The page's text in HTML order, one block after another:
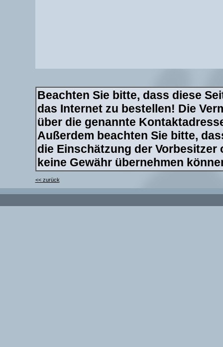
Beachten Sie bitte, dass diese
das Internet zu bestellen! Die
über die genannte
Außerdem beachten Sie bitte,
die Einschätzung der
keine Gewähr übernehmen
<< zurück